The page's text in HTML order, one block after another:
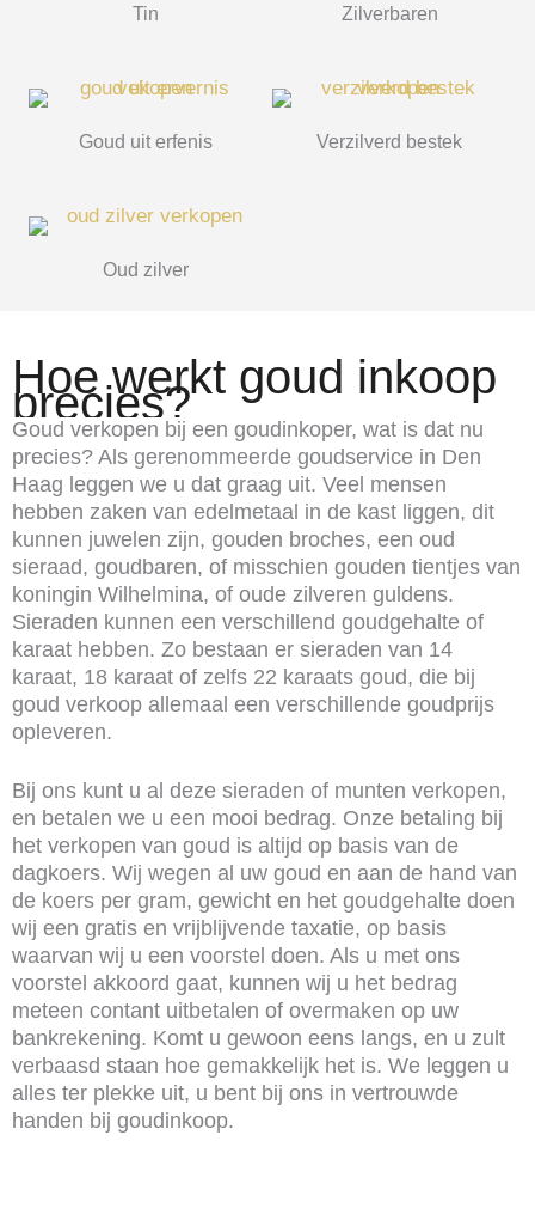
Tin Zilverbaren
Goud uit erfenis Verzilverd bestek
Oud zilver
Hoe werkt goud inkoop
precies?
Goud verkopen bij een goudinkoper, wat is dat nu
precies? Als gerenommeerde goudservice in Den
Haag leggen we u dat graag uit. Veel mensen
hebben zaken van edelmetaal in de kast liggen, dit
kunnen juwelen zijn, gouden broches, een oud
sieraad, goudbaren, of misschien gouden tientjes van
koningin Wilhelmina, of oude zilveren guldens.
Sieraden kunnen een verschillend goudgehalte of
karaat hebben. Zo bestaan er sieraden van 14
karaat, 18 karaat of zelfs 22 karaats goud, die bij
goud verkoop allemaal een verschillende goudprijs
opleveren.
Bij ons kunt u al deze sieraden of munten verkopen,
en betalen we u een mooi bedrag. Onze betaling bij
het verkopen van goud is altijd op basis van de
dagkoers. Wij wegen al uw goud en aan de hand van
de koers per gram, gewicht en het goudgehalte doen
wij een gratis en vrijblijvende taxatie, op basis
waarvan wij u een voorstel doen. Als u met ons
voorstel akkoord gaat, kunnen wij u het bedrag
meteen contant uitbetalen of overmaken op uw
bankrekening. Komt u gewoon eens langs, en u zult
verbaasd staan hoe gemakkelijk het is. We leggen u
alles ter plekke uit, u bent bij ons in vertrouwde
handen bij goudinkoop.